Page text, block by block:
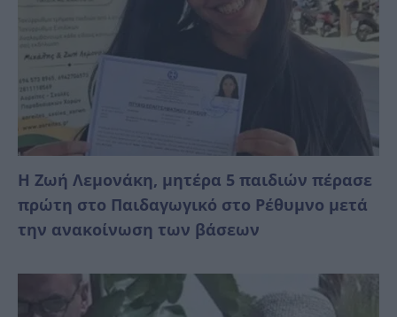
Η Ζωή Λεμονάκη, μητέρα 5 παιδιών πέρασε
πρώτη στο Παιδαγωγικό στο Ρέθυμνο μετά
την ανακοίνωση των βάσεων